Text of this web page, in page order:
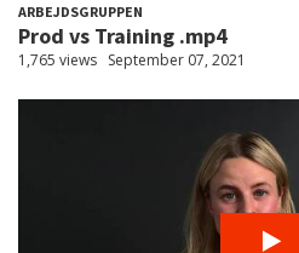
ARBEJDSGRUPPEN
Prod vs Training .mp4
1,765 views September 07, 2021